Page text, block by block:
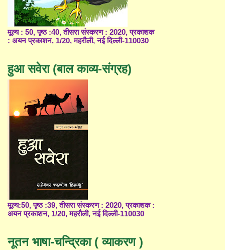
मूल्य : 50, पृष्ठ :40, तीसरा संस्करण : 2020, प्रकाशक
: अयन प्रकाशन, 1/20, महरौली, नई दिल्ली-110030
हुआ सवेरा (बाल काव्य-संग्रह)
मूल्य:50, पृष्ठ :39, तीसरा संस्करण : 2020, प्रकाशक :
अयन प्रकाशन, 1/20, महरौली, नई दिल्ली-110030
नूतन भाषा-चन्द्रिका ( व्याकरण )